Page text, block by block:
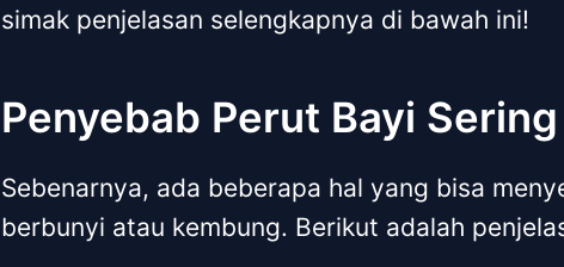
simak penjelasan selengkapnya di bawah ini!
Penyebab Perut Bayi
Sebenarnya, ada beberapa hal yang bisa
berbunyi atau kembung. Berikut adalah